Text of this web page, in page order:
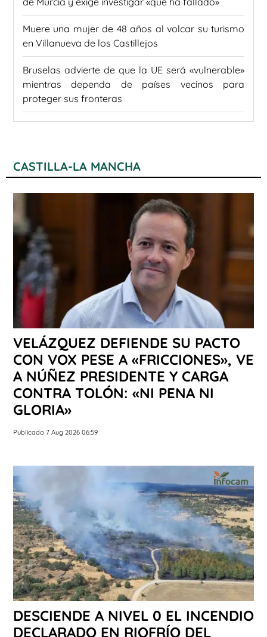
Muere una mujer de 48 años al volcar su turismo
en Villanueva de los Castillejos
Bruselas advierte de que la UE será «vulnerable»
mientras dependa de países vecinos para
proteger sus fronteras
CASTILLA-LA MANCHA
VELÁZQUEZ DEFIENDE SU PACTO
CON VOX PESE A «FRICCIONES», VE
A NÚÑEZ PRESIDENTE Y CARGA
CONTRA TOLÓN: «NI PENA NI
GLORIA»
Publicado 7 Aug 2026 06:59
DESCIENDE A NIVEL 0 EL INCENDIO
DECLARADO EN RIOFRÍO DEL